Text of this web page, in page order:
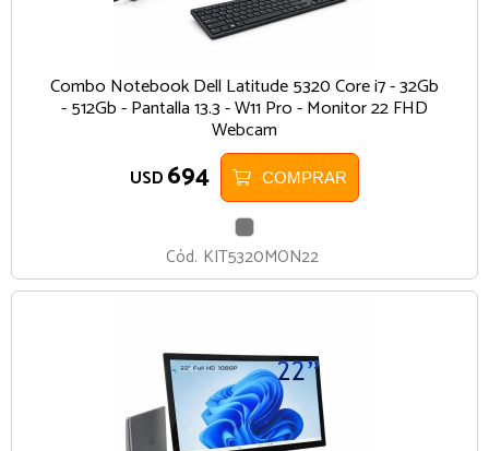
Combo Notebook Dell Latitude 5320 Core i7 - 32Gb
- 512Gb - Pantalla 13.3 - W11 Pro - Monitor 22 FHD
Webcam
USD 694 COMPRAR
Cód. KIT5320MON22